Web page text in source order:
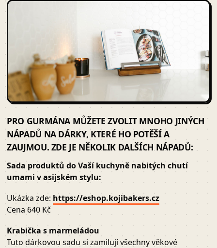
PRO GURMÁNA MŮŽETE ZVOLIT MNOHO JINÝCH
NÁPADŮ NA DÁRKY, KTERÉ HO POTĚŠÍ A
ZAUJMOU. ZDE JE NĚKOLIK DALŠÍCH NÁPADŮ:
Sada produktů do Vaší kuchyně nabitých chutí
umami v asijském stylu:
Ukázka zde: https://eshop.kojibakers.cz
Cena 640 Kč
Krabička s marmeládou
Tuto dárkovou sadu si zamilují všechny věkové